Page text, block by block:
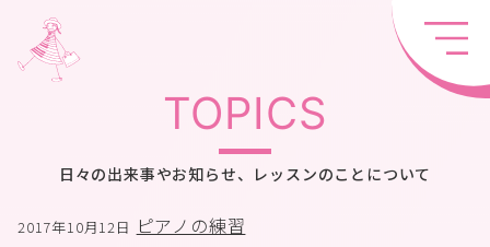
TOPICS
日々の出来事やお知らせ、レッスンのことについて
2017年10月12日 ピアノの練習